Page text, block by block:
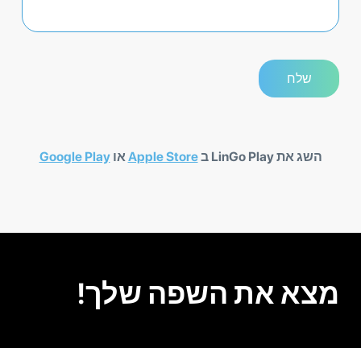
השג את LinGo Play ב Apple StoreאוGoogle Play
מצא את השפה שלך!